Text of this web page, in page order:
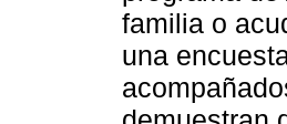
familia o
una